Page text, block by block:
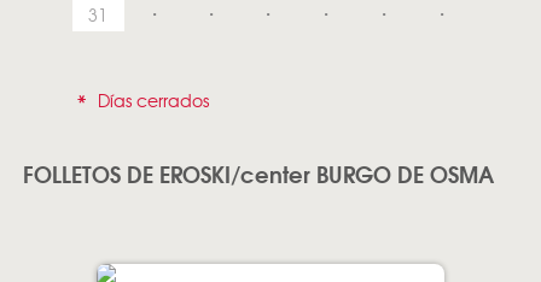
31
* Días cerrados
FOLLETOS DE EROSKI/center BURGO DE OSMA